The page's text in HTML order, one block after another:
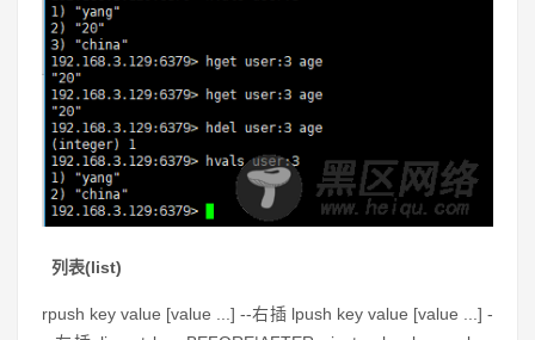
列表(list)
rpush key value [value ...] --右插 lpush key value [value ...]-